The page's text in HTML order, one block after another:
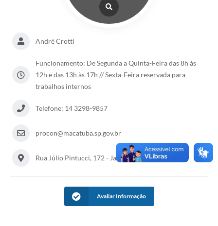
André Crotti
Funcionamento: De Segunda a Quinta-Feira das 8h às
12h e das 13h às 17h // Sexta-Feira reservada para
trabalhos internos
Telefone: 14 3298-9857
procon@macatuba.sp.gov.br
Rua Júlio Pintucci, 172 - Jardim Capri
Avaliar Informação